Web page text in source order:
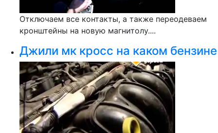
Отключаем все контакты, а также переодеваем
кронштейны на новую магнитолу....
Джили мк кросс на каком бензине